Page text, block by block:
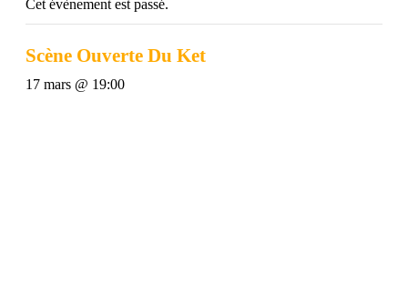
Cet évènement est passé.
Scène Ouverte Du Ket
17 mars @ 19:00